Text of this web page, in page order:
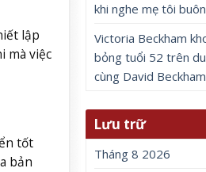
lập
mà việc
tốt
bản
khi nghe mẹ tôi
Victoria Beckham
bỏng tuổi 52 trên
cùng David Beckham
Lưu trữ
Tháng 8 2026